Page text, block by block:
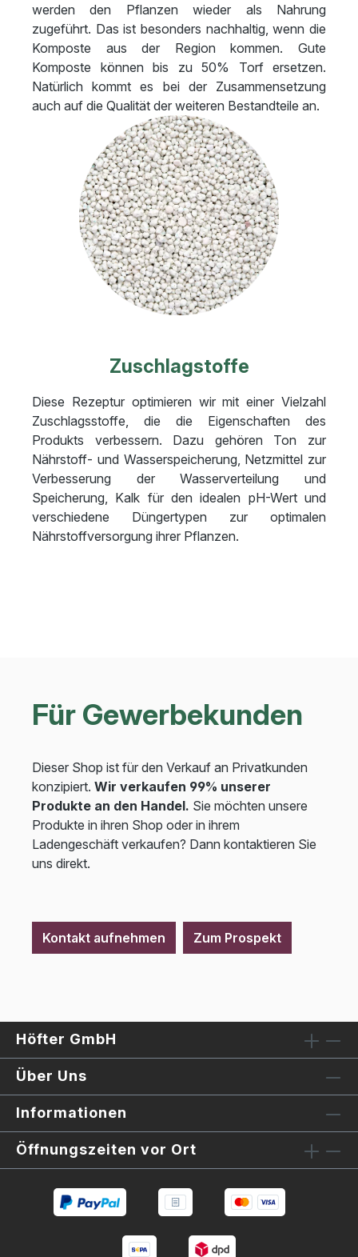
werden den Pflanzen wieder als Nahrung
zugeführt. Das ist besonders nachhaltig, wenn die
Komposte aus der Region kommen. Gute
Komposte können bis zu 50% Torf ersetzen.
Natürlich kommt es bei der Zusammensetzung
auch auf die Qualität der weiteren Bestandteile an.
Zuschlagstoffe
Diese Rezeptur optimieren wir mit einer Vielzahl
Zuschlagsstoffe, die die Eigenschaften des
Produkts verbessern. Dazu gehören Ton zur
Nährstoff- und Wasserspeicherung, Netzmittel zur
Verbesserung der Wasserverteilung und
Speicherung, Kalk für den idealen pH-Wert und
verschiedene Düngertypen zur optimalen
Nährstoffversorgung ihrer Pflanzen.
Für Gewerbekunden
Dieser Shop ist für den Verkauf an Privatkunden
konzipiert. Wir verkaufen 99% unserer
Produkte an den Handel. Sie möchten unsere
Produkte in ihren Shop oder in ihrem
Ladengeschäft verkaufen? Dann kontaktieren Sie
uns direkt.
Kontakt aufnehmen Zum Prospekt
Höfter GmbH
Über Uns
Informationen
Öffnungszeiten vor Ort